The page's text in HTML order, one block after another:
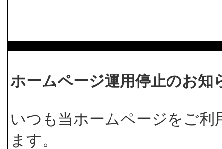
ホームページ運用停止のお知
いつも当ホームページをご
ます。